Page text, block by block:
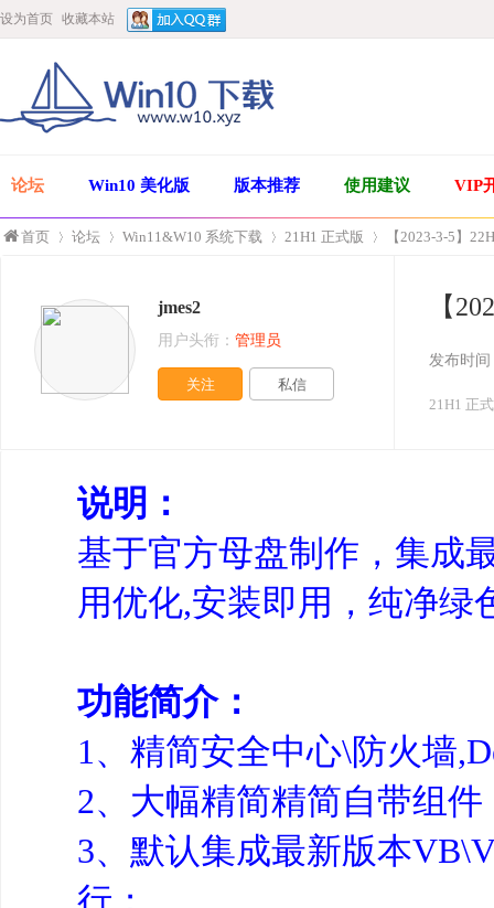
设为首页 收藏本站
论坛 Win10 美化版 版本推荐 使用建议 VIP
首页
»
论坛 Win11&W10 系统下载
›
21H1 正式版 【2023-3-5】
【
发布时间
21H1 正
jmes2
用户头衔： 管理员
关注 私信
说明：
基于官方母盘制作，集成
用优化,安装即用，纯净绿
功能简介：
1、精简安全中心\防火墙
2、大幅精简精简自带组件
3、默认集成最新版本